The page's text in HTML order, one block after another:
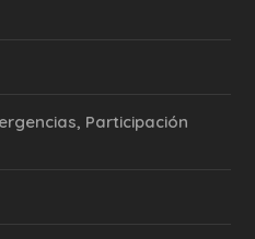
Participación